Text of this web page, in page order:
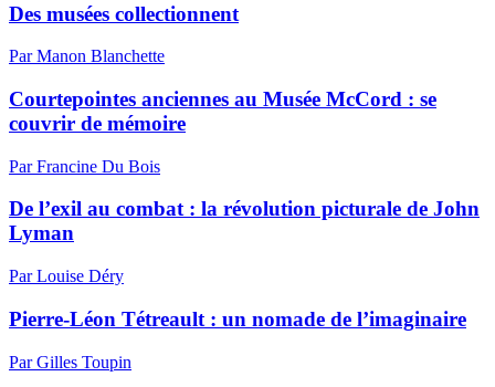
Des musées collectionnent
Par Manon Blanchette
Courtepointes anciennes au Musée McCord : se
couvrir de mémoire
Par Francine Du Bois
De l’exil au combat : la révolution picturale de John
Lyman
Par Louise Déry
Pierre-Léon Tétreault : un nomade de l’imaginaire
Par Gilles Toupin